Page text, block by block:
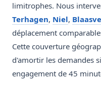
limitrophes. Nous
Terhagen, Niel,
déplacement
Cette couverture
d'amortir les demandes
engagement de 45